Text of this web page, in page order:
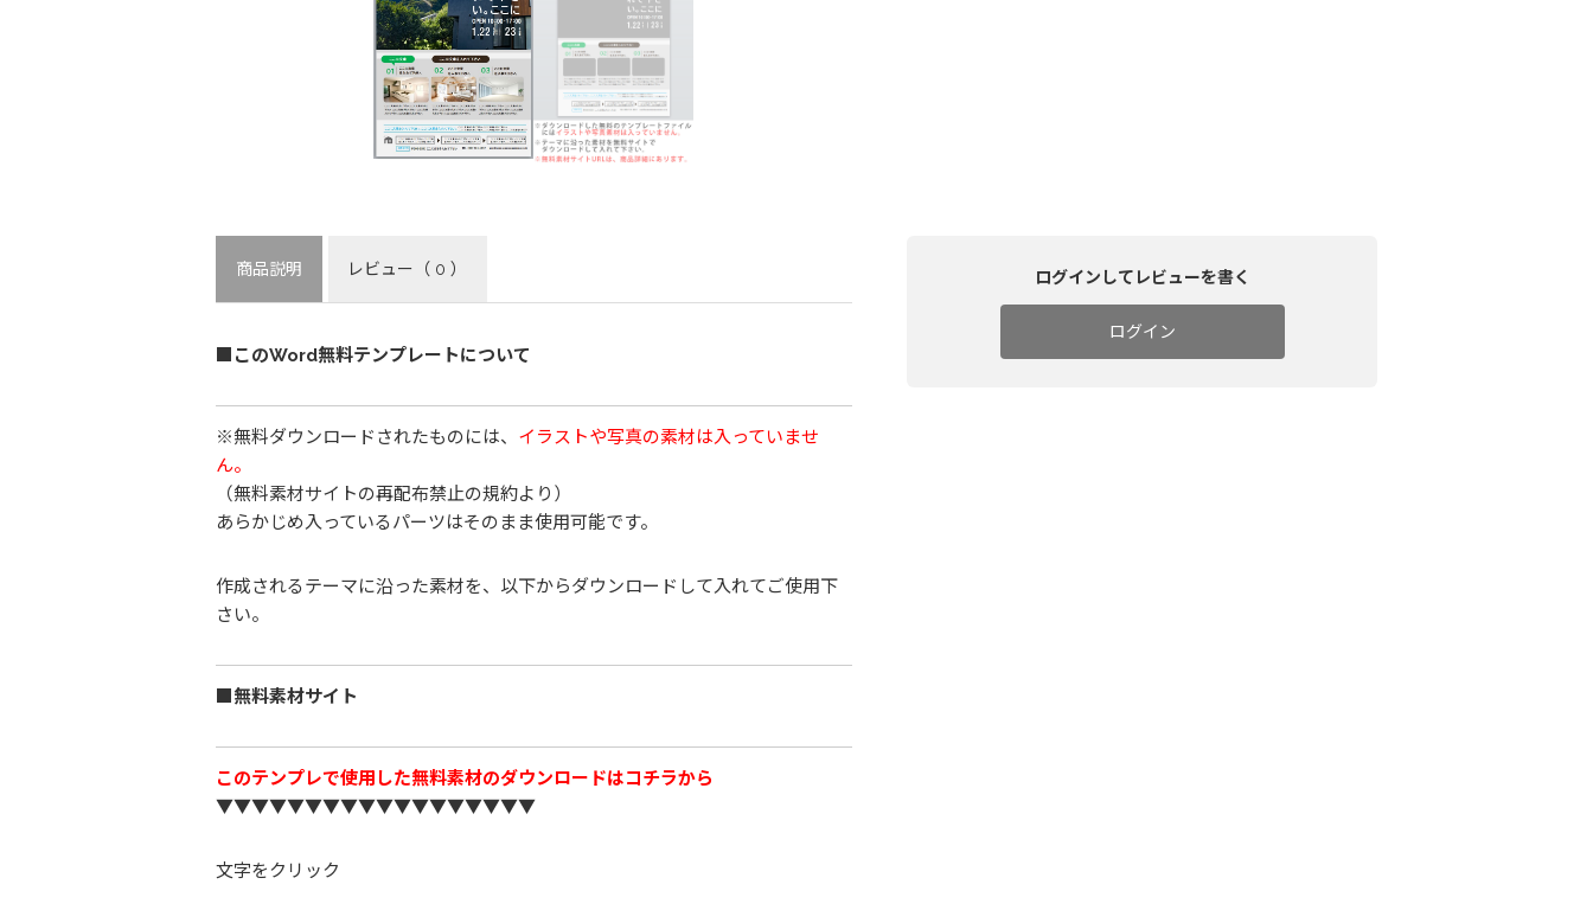
商品説明 レビュー （ 0 ）
■このWord無料テンプレートについて
※無料ダウンロードされたものには、 イラストや写真の素材は入っていませ
ん。
（無料素材サイトの再配布禁止の規約より）
あらかじめ入っているパーツはそのまま使用可能です。
作成されるテーマに沿った素材を、以下からダウンロードして入れてご使用下
さい。
■無料素材サイト
このテンプレで使用した無料素材のダウンロードはコチラから
▼▼▼▼▼▼▼▼▼▼▼▼▼▼▼▼▼▼
文字をクリック
ログインしてレビューを書く
ログイン